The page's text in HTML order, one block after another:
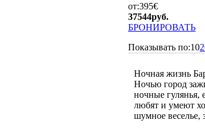
от:395€
37544руб.
БРОНИРОВАТЬ
Показывать по:10
Ночная жизнь
Ночью город
ночные гулянья,
любят и умеют
шумное веселье,